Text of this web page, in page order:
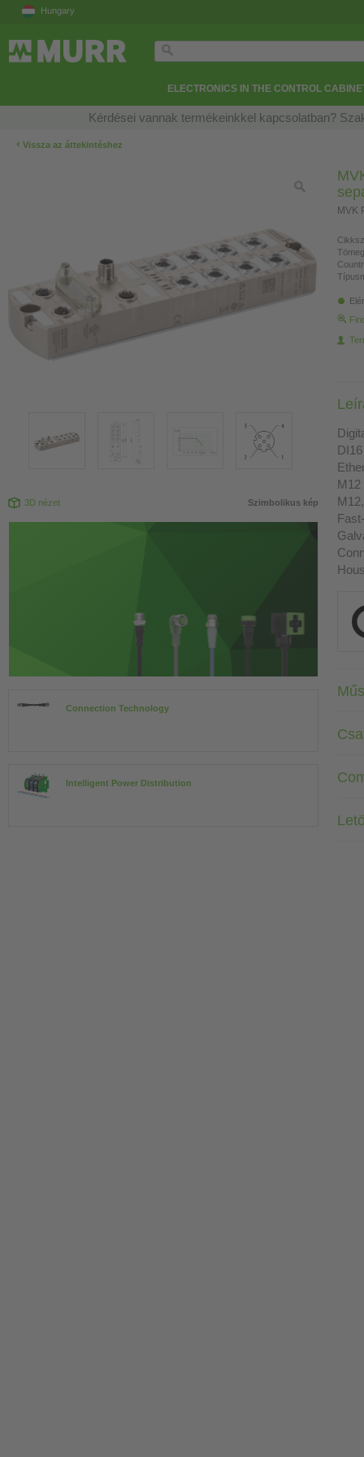
Hungary
ELECTRONICS IN THE CONTROL
Kérdései vannak termékeinkkel kapcsolatban?
‹ Vissza az áttekintéshez
3D nézet Szimbolikus kép
Connection Technology
Intelligent Power Distribution
MVK
M12